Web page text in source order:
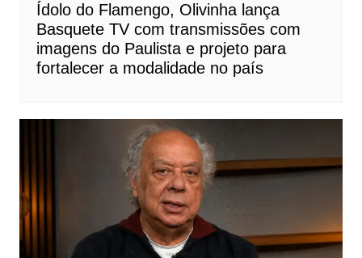
Ídolo do Flamengo, Olivinha lança
Basquete TV com transmissões com
imagens do Paulista e projeto para
fortalecer a modalidade no país